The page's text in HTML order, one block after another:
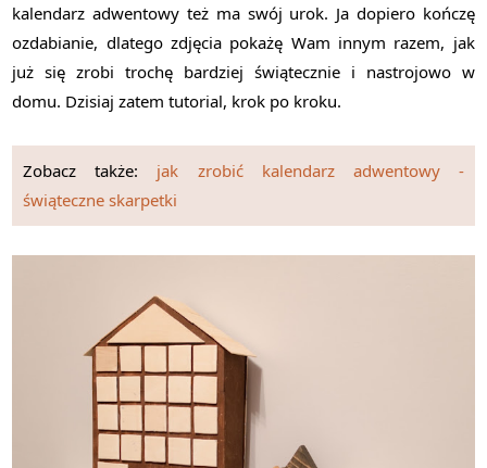
kalendarz adwentowy też ma swój urok. Ja dopiero kończę
ozdabianie, dlatego zdjęcia pokażę Wam innym razem, jak
już się zrobi trochę bardziej świątecznie i nastrojowo w
domu. Dzisiaj zatem tutorial, krok po kroku.
Zobacz także: jak zrobić kalendarz adwentowy -
świąteczne skarpetki